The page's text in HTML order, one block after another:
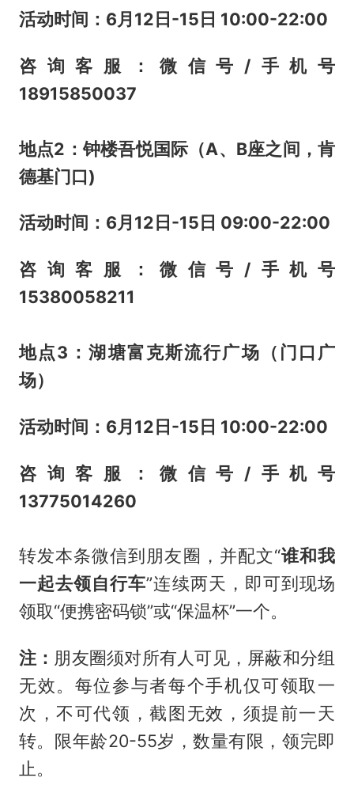
活动时间：6月12日-15日 10:00-22:00
咨询客服：微信号/手机号
18915850037
地点2：钟楼吾悦国际（A、B座之间，肯
德基门口)
活动时间：6月12日-15日 09:00-22:00
咨询客服：微信号/手机号
15380058211
地点3：湖塘富克斯流行广场（门口广
场）
活动时间：6月12日-15日 10:00-22:00
咨询客服：微信号/手机号
13775014260
转发本条微信到朋友圈，并配文“谁和我
一起去领自行车”连续两天，即可到现场
领取“便携密码锁”或“保温杯”一个。
注： 朋友圈须对所有人可见，屏蔽和分组
无效。每位参与者每个手机仅可领取一
次，不可代领，截图无效，须提前一天
转。限年龄20-55岁，数量有限，领完即
止。